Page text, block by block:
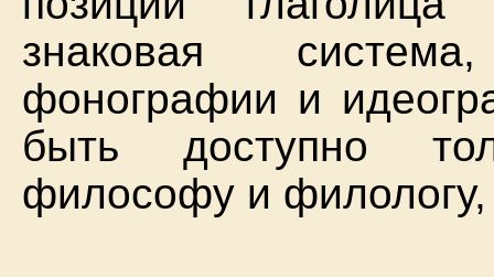
знаковая
фонографии и
быть доступно
философу и филологу,